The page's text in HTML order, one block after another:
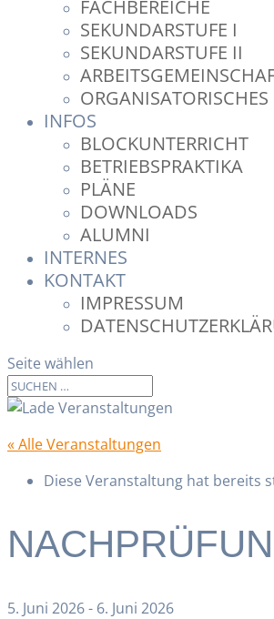
FACHBEREICHE
SEKUNDARSTUFE I
SEKUNDARSTUFE II
ORGANISATORISCHES
INFOS
BLOCKUNTERRICHT
BETRIEBSPRAKTIKA
PLÄNE
DOWNLOADS
ALUMNI
INTERNES
KONTAKT
IMPRESSUM
Seite wählen
« Alle Veranstaltungen
Diese Veranstaltung hat bereits
5. Juni 2026- 6. Juni 2026